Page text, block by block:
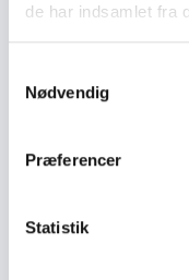
de har indsamlet fra
Nødvendig
Præferencer
Statistik
selvhjælpsgruppe
overrepræsentation
Resume
den kan handle
Tubakundes
har fokus været på